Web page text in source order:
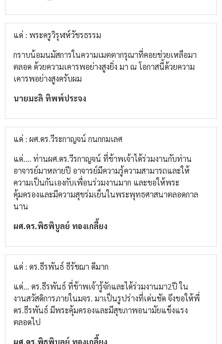
แด่ : พระครูวิรุฬห์วัชรธรรม
กราบน้อมนมัสการในความเมตตากรุณาที่คอยช่วยเหลือมา
ตลอด ด้วยความเคารพอย่างสูงยิ่ง มา ณ โอกาสนี้ด้วยความ
เคารพอย่างสูงครับผม
นายมะลิ ทิพพ์ประจง
แด่ : ผศ.ดร.วีระกาญจน์ กนกกมเลศ
แด่.... ท่าน​ผศ.ดร.วีรกาญจน์ ที่ข้าพเจ้าได้ร่วมงานกับท่าน
อาจารย์มาหลายปี​ อาจารย์มีความรู้ความสามารถและให้
ความเป็นกันเองกับเพื่อนร่วมงาน​มาก และขอให้พระ
คุ้มครองและมีความสุขร่มเย็นในพระพุทธศาสนาตลอดกาล
นาน
ผศ.ดร.พิธพิบูลย์​ ทองเกลี้ยง
แด่ : ดร.ธีรพันธ์ ธีรัชฌา ดีมาก
แด่... ดร.ธีรพันธ์​ ที่ข้าพเจ้ารู้จักและได้ร่วมงานมา2ปี​ ใน
งานสวัสดิการภายในมจร.​ มาเป็นรูปร่างที่เด่นชัด​ จึงขอให้พี่
ดร.ธีรพันธ์​ มีพระคุ้มครองและมีสุขภาพอนามัยแข็งแรง
ตลอดไป
ผศ.ดร.พิธพิบูลย์​ ทองเกลี้ยง